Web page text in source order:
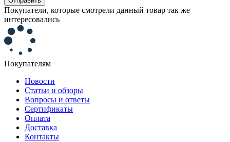
Покупатели, которые смотрели данный товар так же
интересовались
Покупателям
Новости
Статьи и обзоры
Вопросы и ответы
Сертификаты
Оплата
Доставка
Контакты